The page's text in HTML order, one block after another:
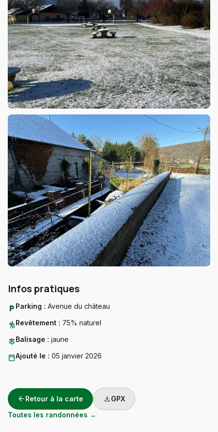
Infos pratiques
local_parking Parking : Avenue du château
hikingRevêtement : 75% naturel
signpostBalisage : jaune
calendar_todayAjouté le : 05 janvier 2026
arrow_back Retour à la carte downloadGPX
Toutes les randonnées →